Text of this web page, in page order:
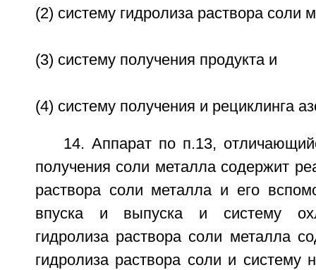
(2) систему гидролиза раствора соли
(3) систему получения продукта и
(4) систему получения и рециклинга
14. Аппарат по п.13,
получения соли металла содержит
раствора соли металла и его
впуска и выпуска и систему
гидролиза раствора соли металла
гидролиза раствора соли и систему